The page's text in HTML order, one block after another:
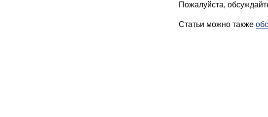
Пожалуйста,
Статьи можно также